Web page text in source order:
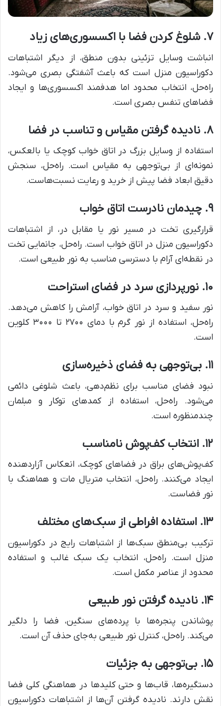
۷. شلوغ کردن فضا با اکسسوری‌های زیاد
انباشت وسایل تزئینی بدون منطق، از دیگر اشتباهات
دکوراسیون منزل است که باعث آشفتگی بصری می‌شود.
راه‌حل، انتخاب محدود اما هدفمند اکسسوری‌ها و ایجاد
فضاهای تنفس بصری است.
۸. نادیده گرفتن مقیاس و تناسب در فضا
استفاده از وسایل بزرگ در اتاق خواب کوچک یا بالعکس،
نمونه‌ای از بی‌توجهی به مقیاس است. راه‌حل، سنجش
دقیق ابعاد فضا پیش از خرید و رعایت نسبت‌هاست.
۹. چیدمان نادرست اتاق خواب
قرارگیری تخت در مسیر نور یا مقابل در، از اشتباهات
دکوراسیون منزل در اتاق خواب است. راه‌حل، جانمایی تخت
در نقطه‌ای آرام با دسترسی مناسب به نور طبیعی است.
۱۰. نورپردازی سرد در فضای استراحت
نور سفید و سرد در اتاق خواب، آرامش را کاهش می‌دهد.
راه‌حل، استفاده از نور گرم با دمای ۲۷۰۰ تا ۳۰۰۰ کلوین
است.
۱۱. بی‌توجهی به فضای ذخیره‌سازی
نبود فضای مناسب برای نظم‌دهی، باعث شلوغی دائمی
می‌شود. راه‌حل، استفاده از کمدهای توکار و مبلمان
چندمنظوره است.
۱۲. انتخاب کف‌پوش نامناسب
کف‌پوش‌های براق در فضاهای کوچک، انعکاس آزاردهنده
ایجاد می‌کنند. راه‌حل، انتخاب متریال مات و هماهنگ با
نور فضاست.
۱۳. استفاده افراطی از سبک‌های مختلف
ترکیب بی‌منطق سبک‌ها از اشتباهات رایج در دکوراسیون
منزل است. راه‌حل، انتخاب یک سبک غالب و استفاده
محدود از عناصر مکمل است.
۱۴. نادیده گرفتن نور طبیعی
پوشاندن پنجره‌ها با پرده‌های سنگین، فضا را دلگیر
می‌کند. راه‌حل، کنترل نور طبیعی به‌جای حذف آن است.
۱۵. بی‌توجهی به جزئیات
دستگیره‌ها، قاب‌ها و حتی کلیدها در هماهنگی کلی فضا
نقش دارند. نادیده گرفتن آن‌ها از اشتباهات دکوراسیون